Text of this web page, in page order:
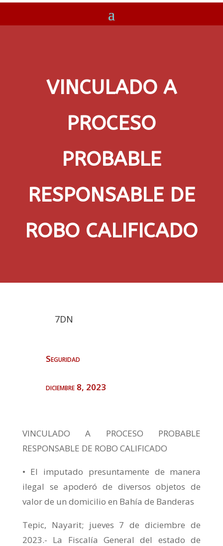
VINCULADO A
PROCESO
PROBABLE
RESPONSABLE DE
ROBO CALIFICADO
7DN
Seguridad
diciembre 8, 2023
VINCULADO A PROCESO PROBABLE
RESPONSABLE DE ROBO CALIFICADO
• El imputado presuntamente de manera
ilegal se apoderó de diversos objetos de
valor de un domicilio en Bahía de Banderas
Tepic, Nayarit; jueves 7 de diciembre de
2023.- La Fiscalía General del estado de